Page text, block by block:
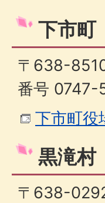
下市町
〒638-
番号 0747-
下市町役
黒滝村
〒638-